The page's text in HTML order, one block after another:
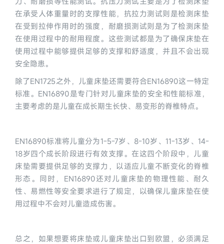
在承受人体重量时的支撑性能，抗拉力测试则是检测床垫
在受到拉伸作用时的强度，耐磨损测试则是为了检测床垫
在使用过程中的耐用程度。这些测试都是为了确保床垫在
使用过程中能够提供足够的支撑和舒适度，并且不会出现
安全隐患。
除了EN1725之外，儿童床垫还需要符合EN16890这一特定
标准。EN16890是专门针对儿童床垫的安全和性能标准，
主要考虑的是儿童在成长期生长快、易变形的脊椎特点。
EN16890标准将儿童分为1-5-7岁、8-10岁、11-13岁、14-
18岁四个成长阶段进行有效支撑。在这四个阶段中，儿童
床垫需要提供足够的支撑力，以适应儿童不断变化的脊椎
形态。同时，EN16890还对儿童床垫的物理性能、耐久
性、易燃性等安全要求进行了规定，以确保儿童床垫在使
用过程中不会对儿童造成伤害。
总之，如果想要将床垫或儿童床垫出口到欧盟，必须满足